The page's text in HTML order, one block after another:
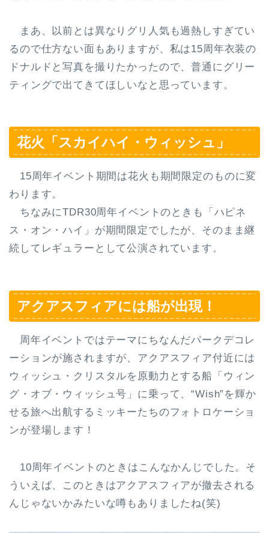
まあ、以前とは異なりグリ人気も過熱しすぎてい
るので仕方ない面もありますが、私は15周年衣装の
ドナルドと写真を撮りたかったので、普通にグリー
ティングで出てきてほしいなと思っています。
花火「スカイハイ・ウィッシュ」
15周年イベント期間は花火も期間限定のものに変
わります。
ちなみにTDR30周年イベントのときも「ハピネ
ス・オン・ハイ」が期間限定でしたが、そのまま継
続してレギュラーとして公演されています。
アクアスフィアには船が出現！
周年イベントではテーマにちなんだパークデコレ
ーションが施されますが、アクアスフィア付近には
ウィッシュ・クリスタルを原動力とする船「ウィン
グ・オブ・ウィッシュ号」に乗って、“Wish”を輝か
せる旅へ出航するミッキーたちのフォトロケーショ
ンが登場します！
10周年イベントのときはこんなかんじでした。そ
ういえば、このときはアクアスフィアが撤去される
んじゃないかみたいな噂もありましたね(笑)